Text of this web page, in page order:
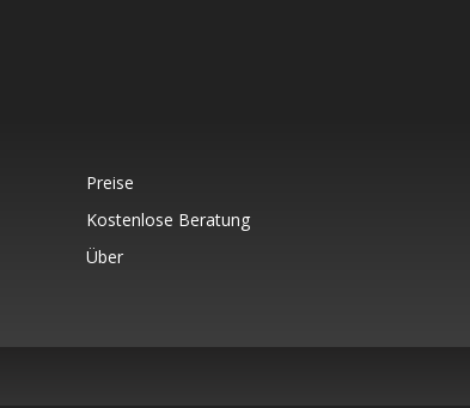
Preise
Kostenlose Beratung
Über